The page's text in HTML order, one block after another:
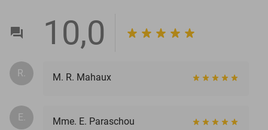
10,0
R. M. R. Mahaux
E.
Mme. E. Paraschou